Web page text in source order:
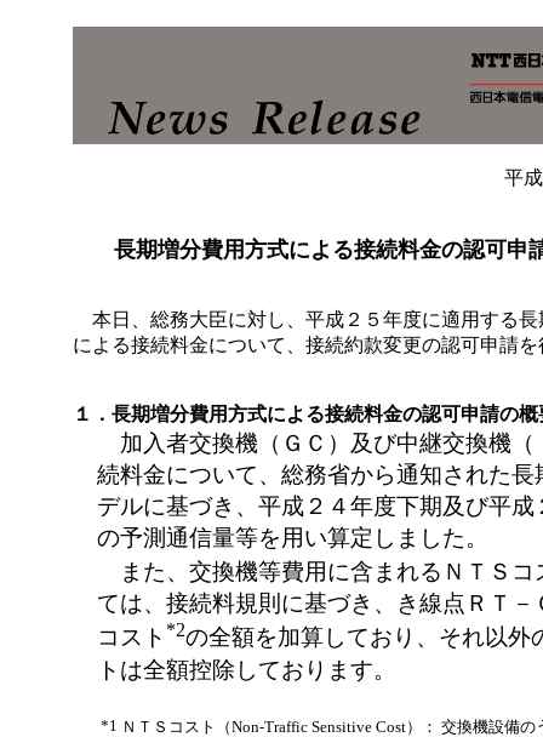
平
長期増分費用方式による接続料金の認可申
本日、総務大臣に対し、平成２５年度に適用する長
による接続料金について、接続約款変更の認可申請
１．長期増分費用方式による接続料金の認可申請の概
加入者交換機（ＧＣ）及び中継交換機（
続料金について、総務省から通知された長
デルに基づき、平成２４年度下期及び平成
の予測通信量等を用い算定しました。
また、交換機等費用に含まれるＮＴＳコ
ては、接続料規則に基づき、き線点ＲＴ－
コスト *2の全額を加算しており、それ以外
トは全額控除しております。
*1 ＮＴＳコスト（Non-Traffic Sensitive Cost）： 交換機設備